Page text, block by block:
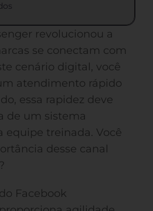
revolucionou a
se conectam com
cenário digital, você
atendimento rápido
essa rapidez deve
de um sistema
equipe treinada. Você
desse canal
Facebook